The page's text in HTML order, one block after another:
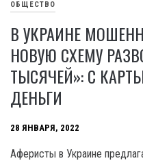
ОБЩЕСТВО
В УКРАИНЕ
НОВУЮ СХЕМУ
ТЫСЯЧЕЙ»: С
ДЕНЬГИ
28 ЯНВАРЯ, 2022
Аферисты в Украине